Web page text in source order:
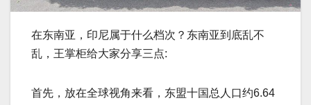
在东南亚，印尼属于什么档次？东南亚到底乱不
乱，王掌柜给大家分享三点:
首先，放在全球视角来看，东盟十国总人口约6.64